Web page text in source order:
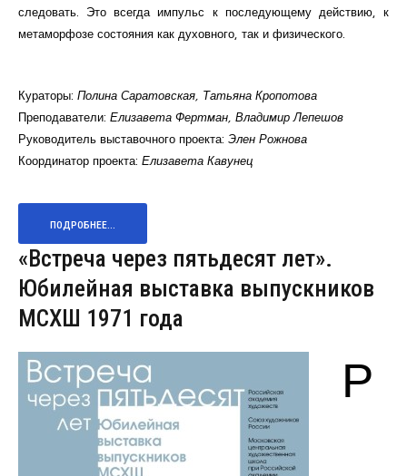
следовать. Это всегда импульс к последующему действию, к
метаморфозе состояния как духовного, так и физического.
Кураторы: Полина Саратовская, Татьяна Кропотова
Преподаватели: Елизавета Фертман, Владимир Лепешов
Руководитель выставочного проекта: Элен Рожнова
Координатор проекта: Елизавета Кавунец
ПОДРОБНЕЕ...
«Встреча через пятьдесят лет».
Юбилейная выставка выпускников
МСХШ 1971 года
Р